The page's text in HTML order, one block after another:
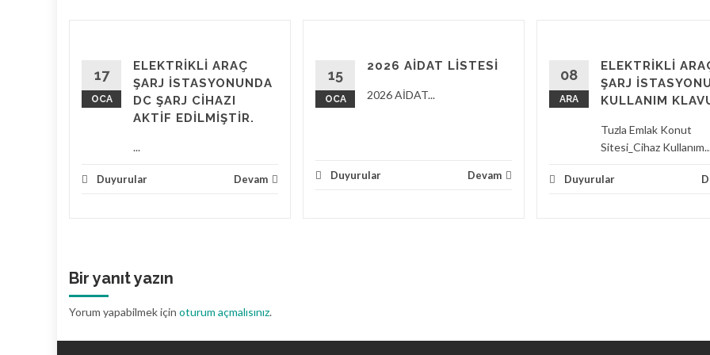
17
OCA
ELEKTRİKLİ ARAÇ
ŞARJ İSTASYONUNDA
DC ŞARJ CİHAZI
AKTİF EDİLMİŞTİR.
...
Duyurular Devam
15
OCA
2026 AİDAT LİSTESİ
2026 AİDAT...
Duyurular Devam
08
ARA
ELEKTRİKLİ
ŞARJ İSTASYONU
KULLANIM
Tuzla Emlak Konut
Sitesi_Cihaz
Duyurular
Bir yanıt yazın
Yorum yapabilmek için oturum açmalısınız.